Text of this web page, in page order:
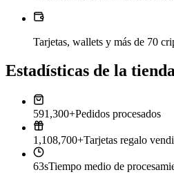
Tarjetas, wallets y más de 70
Estadísticas de la
591,300+Pedidos procesados
1,108,700+Tarjetas regalo
63sTiempo medio de